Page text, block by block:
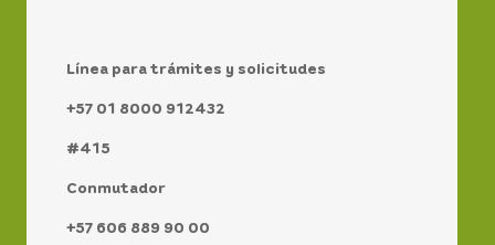
Línea para trámites y solicitudes
+57 01 8000 912432
#415
Conmutador
+57 606 889 90 00